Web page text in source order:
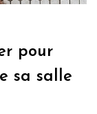
pour
sa salle